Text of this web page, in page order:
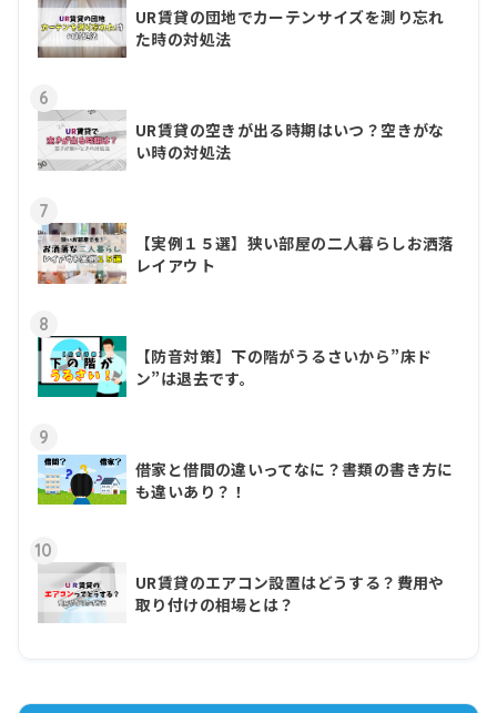
UR賃貸の団地でカーテンサイズを測り忘れ
た時の対処法
6
UR賃貸の空きが出る時期はいつ？空きがな
い時の対処法
7
【実例１５選】狭い部屋の二人暮らしお洒落
レイアウト
8
【防音対策】下の階がうるさいから”床ド
ン”は退去です。
9
借家と借間の違いってなに？書類の書き方に
も違いあり？！
10
UR賃貸のエアコン設置はどうする？費用や
取り付けの相場とは？